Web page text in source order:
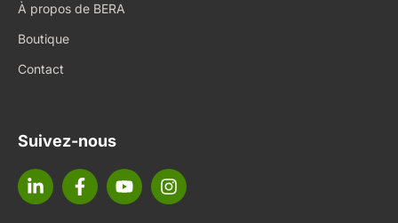
À propos de BERA
Boutique
Contact
Suivez-nous